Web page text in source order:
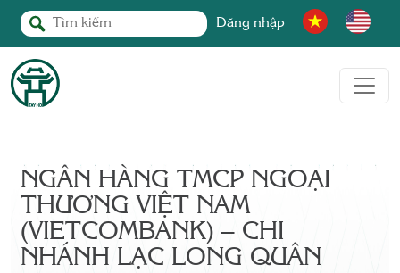
Đăng nhập
NGÂN HÀNG TMCP NGOẠI
THƯƠNG VIỆT NAM
(VIETCOMBANK) – CHI
NHÁNH LẠC LONG QUÂN